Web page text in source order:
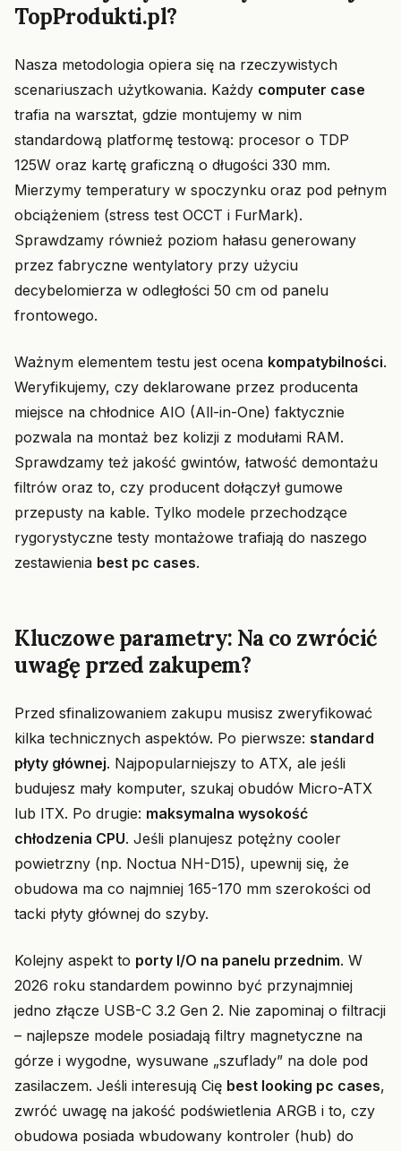
TopProdukti.pl?
Nasza metodologia opiera się na rzeczywistych
scenariuszach użytkowania. Każdy computer case
trafia na warsztat, gdzie montujemy w nim
standardową platformę testową: procesor o TDP
125W oraz kartę graficzną o długości 330 mm.
Mierzymy temperatury w spoczynku oraz pod pełnym
obciążeniem (stress test OCCT i FurMark).
Sprawdzamy również poziom hałasu generowany
przez fabryczne wentylatory przy użyciu
decybelomierza w odległości 50 cm od panelu
frontowego.
Ważnym elementem testu jest ocena kompatybilności.
Weryfikujemy, czy deklarowane przez producenta
miejsce na chłodnice AIO (All-in-One) faktycznie
pozwala na montaż bez kolizji z modułami RAM.
Sprawdzamy też jakość gwintów, łatwość demontażu
filtrów oraz to, czy producent dołączył gumowe
przepusty na kable. Tylko modele przechodzące
rygorystyczne testy montażowe trafiają do naszego
zestawienia best pc cases.
Kluczowe parametry: Na co zwrócić
uwagę przed zakupem?
Przed sfinalizowaniem zakupu musisz zweryfikować
kilka technicznych aspektów. Po pierwsze: standard
płyty głównej. Najpopularniejszy to ATX, ale jeśli
budujesz mały komputer, szukaj obudów Micro-ATX
lub ITX. Po drugie: maksymalna wysokość
chłodzenia CPU. Jeśli planujesz potężny cooler
powietrzny (np. Noctua NH-D15), upewnij się, że
obudowa ma co najmniej 165-170 mm szerokości od
tacki płyty głównej do szyby.
Kolejny aspekt to porty I/O na panelu przednim. W
2026 roku standardem powinno być przynajmniej
jedno złącze USB-C 3.2 Gen 2. Nie zapominaj o filtracji
– najlepsze modele posiadają filtry magnetyczne na
górze i wygodne, wysuwane „szuflady” na dole pod
zasilaczem. Jeśli interesują Cię best looking pc cases,
zwróć uwagę na jakość podświetlenia ARGB i to, czy
obudowa posiada wbudowany kontroler (hub) do